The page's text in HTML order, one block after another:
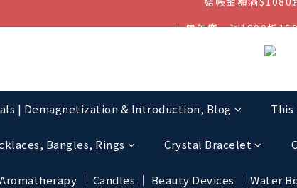
| Demagnetization & Introduction, Blog
Bangles, Rings Crystal Bracelet
│ Candles │ Beauty Devices │ Water